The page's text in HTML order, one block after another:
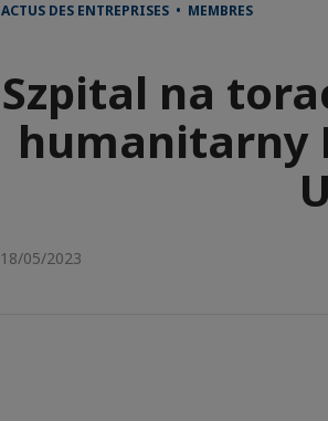
ACTUS DES ENTREPRISES • MEMBRES
Szpital na
humanitarny
18/05/2023